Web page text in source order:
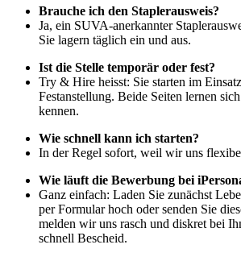
Brauche ich den Staplerausweis?
Ja, ein SUVA-anerkannter
Sie lagern täglich ein und aus.
Ist die Stelle temporär oder fest?
Try & Hire heisst: Sie starten im
Festanstellung. Beide Seiten lernen
kennen.
Wie schnell kann ich starten?
In der Regel sofort, weil wir uns
Wie läuft die Bewerbung bei
Ganz einfach: Laden Sie zunächst
per Formular hoch oder senden Sie
melden wir uns rasch und diskret bei
schnell Bescheid.